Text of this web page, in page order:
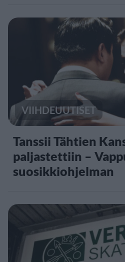
VIIHDEUUTISET
Tanssii Tähtien
paljastettiin –
suosikkiohjelman